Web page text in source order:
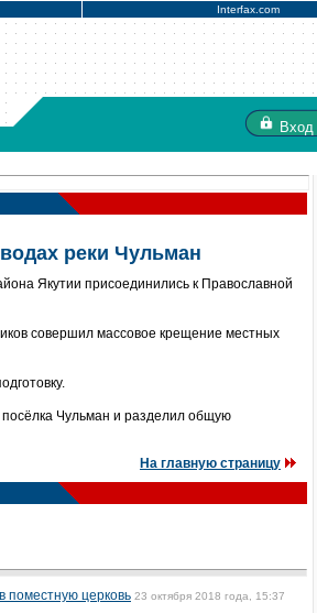
Interfax.com
Вход
реки Чульман
Якутии присоединились к Православной
совершил массовое крещение местных
Чульман и разделил общую
На главную страницу
поместную церковь 23 октября 2018 года, 15:37